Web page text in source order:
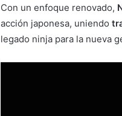
Con un enfoque renovado,
acción japonesa, uniendo
legado ninja para la nueva